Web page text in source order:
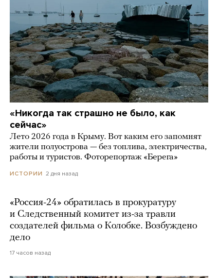
«Никогда так страшно не было, как
сейчас»
Лето 2026 года в Крыму. Вот каким его запомнят
жители полуострова — без топлива, электричества,
работы и туристов. Фоторепортаж «Берега»
ИСТОРИИ 2 дня назад
«Россия-24» обратилась в прокуратуру
и Следственный комитет из-за травли
создателей фильма о Колобке. Возбуждено
дело
17 часов назад